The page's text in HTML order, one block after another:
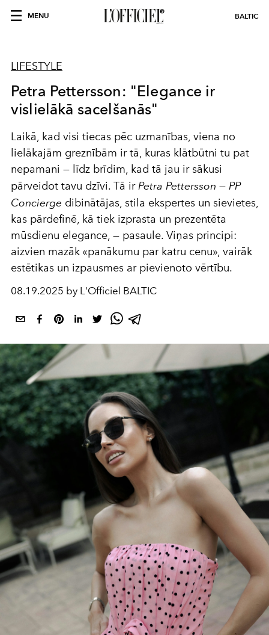
MENU BALTIC
LIFESTYLE
Petra Pettersson: "Elegance ir
vislielākā sacelšanās"
Laikā, kad visi tiecas pēc uzmanības, viena no
lielākajām greznībām ir tā, kuras klātbūtni tu pat
nepamani — līdz brīdim, kad tā jau ir sākusi
pārveidot tavu dzīvi. Tā ir Petra Pettersson — PP
Concierge dibinātājas, stila ekspertes un sievietes,
kas pārdefinē, kā tiek izprasta un prezentēta
mūsdienu elegance, — pasaule. Viņas principi:
aizvien mazāk «panākumu par katru cenu», vairāk
estētikas un izpausmes ar pievienoto vērtību.
08.19.2025 by L'Officiel BALTIC